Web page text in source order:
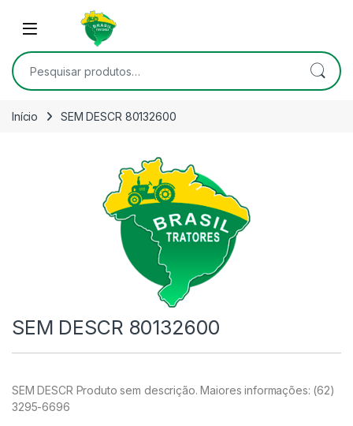
Skip to navigation
Open
Pesquisar por:
Início SEM DESCR 80132600
SEM DESCR 80132600
SEM DESCR Produto sem descrição. Maiores informações: (62)
3295-6696